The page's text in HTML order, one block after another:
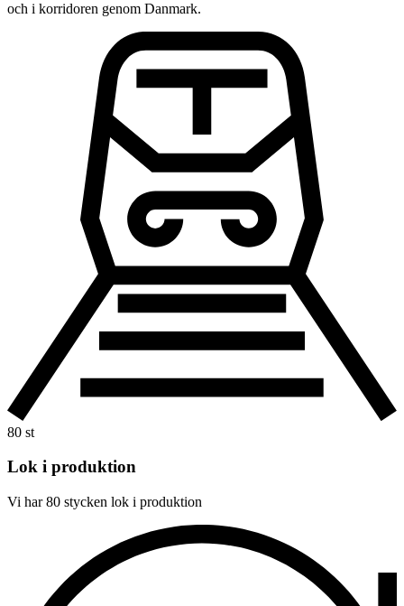
och i korridoren genom Danmark.
80 st
Lok i produktion
Vi har 80 stycken lok i produktion